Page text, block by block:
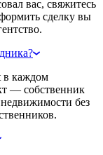
вас, свяжитесь
сделку вы
в каждом
— собственник
без